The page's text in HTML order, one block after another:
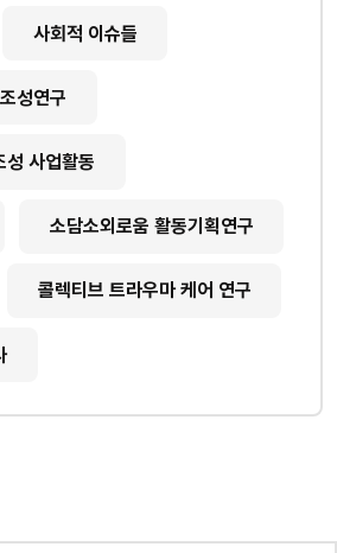
사회적 이슈들
성연구
성 사업활동
소담소외로움 활동기획연구
콜렉티브 트라우마 케어 연구